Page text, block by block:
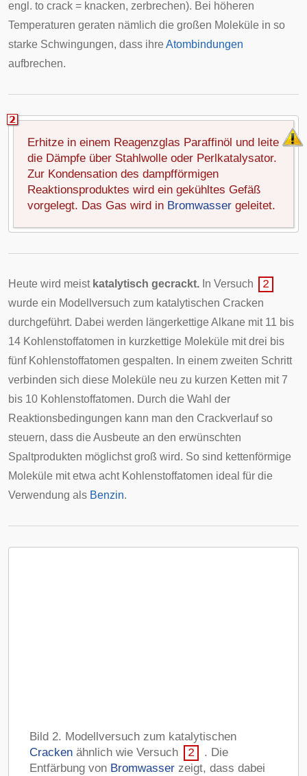
engl. to crack = knacken, zerbrechen). Bei höheren
Temperaturen geraten nämlich die großen Moleküle in so
starke Schwingungen, dass ihre Atombindungen
aufbrechen.
Erhitze in einem Reagenzglas Paraffinöl und leite
die Dämpfe über Stahlwolle oder Perlkatalysator.
Zur Kondensation des dampfförmigen
Reaktionsproduktes wird ein gekühltes Gefäß
vorgelegt. Das Gas wird in Bromwasser geleitet.
Heute wird meist katalytisch gecrackt. In Versuch 2
wurde ein Modellversuch zum katalytischen Cracken
durchgeführt. Dabei werden längerkettige Alkane mit 11 bis
14 Kohlenstoffatomen in kurzkettige Moleküle mit drei bis
fünf Kohlenstoffatomen gespalten. In einem zweiten Schritt
verbinden sich diese Moleküle neu zu kurzen Ketten mit 7
bis 10 Kohlenstoffatomen. Durch die Wahl der
Reaktionsbedingungen kann man den Crackverlauf so
steuern, dass die Ausbeute an den erwünschten
Spaltprodukten möglichst groß wird. So sind kettenförmige
Moleküle mit etwa acht Kohlenstoffatomen ideal für die
Verwendung als Benzin.
Bild 2. Modellversuch zum katalytischen
Cracken ähnlich wie Versuch 2
. Die
Entfärbung von Bromwasser zeigt, dass dabei